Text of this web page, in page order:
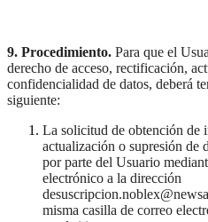
9. Procedimiento. Para que el
derecho de acceso, rectificación,
confidencialidad de datos, deberá
siguiente:
La solicitud de obtención de
actualización o supresión de
por parte del Usuario
electrónico a la dirección
misma casilla de correo